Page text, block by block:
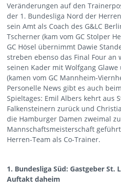
Veränderungen auf den
der 1. Bundesliga Nord der
sein Amt als Coach des G&LC
Tscherner (kam vom GC Stolper
GC Hösel übernimmt Dawie
streben ebenso das Final Four an
seinen Kader mit Wolfgang
(kamen vom GC Mannheim-
Personelle News gibt es auch
Spieltages: Emil Albers kehrt aus
Falkensteinern zurück und
die Hamburger Damen zweimal
Mannschaftsmeisterschaft
Herren-Team als Co-Trainer.
1. Bundesliga Süd: Gastgeber
Auftakt daheim